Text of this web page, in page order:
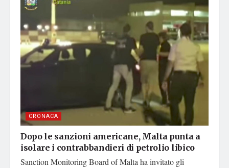
CRONACA
Dopo le sanzioni americane, Malta punta a
isolare i contrabbandieri di petrolio libico
Sanction Monitoring Board of Malta ha invitato gli